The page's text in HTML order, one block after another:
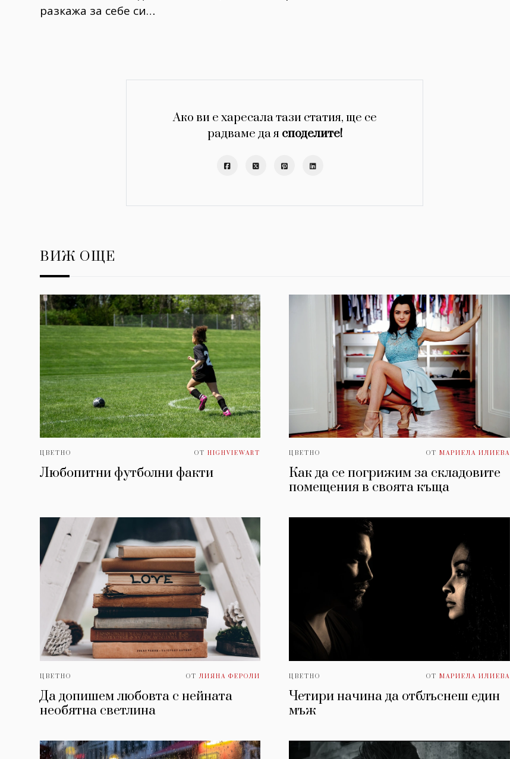
разкажа за себе си…
Ако ви е харесала тази статия, ще се
радваме да я споделите!
ВИЖ ОЩЕ
ЦВЕТНО ОТHIGHVIEWART
Любопитни футболни факти
ЦВЕТНО ОТ МАРИЕЛА ИЛИЕВА
Как да се погрижим за складовите
помещения в своята къща
ЦВЕТНО ОТЛИЯНА ФЕРОЛИ
Да допишем любовта с нейната
необятна светлина
ЦВЕТНО ОТ МАРИЕЛА ИЛИЕВА
Четири начина да отблъснеш един
мъж